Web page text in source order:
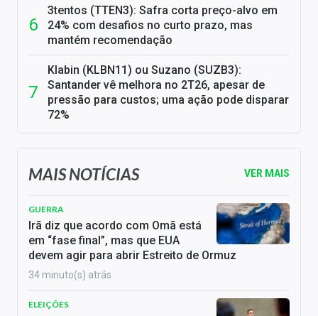
3tentos (TTEN3): Safra corta preço-alvo em
24% com desafios no curto prazo, mas
mantém recomendação
Klabin (KLBN11) ou Suzano (SUZB3):
Santander vê melhora no 2T26, apesar de
pressão para custos; uma ação pode disparar
72%
MAIS NOTÍCIAS VER MAIS
GUERRA
Irã diz que acordo com Omã está
em “fase final”, mas que EUA
devem agir para abrir Estreito de Ormuz
34 minuto(s) atrás
ELEIÇÕES